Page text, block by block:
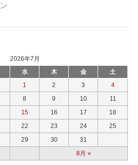
2026年7月
水 木 金 土
8月 »
1 2 3
4
8 9 10
11
15 16 17
18
22 23 24
25
29 30 31